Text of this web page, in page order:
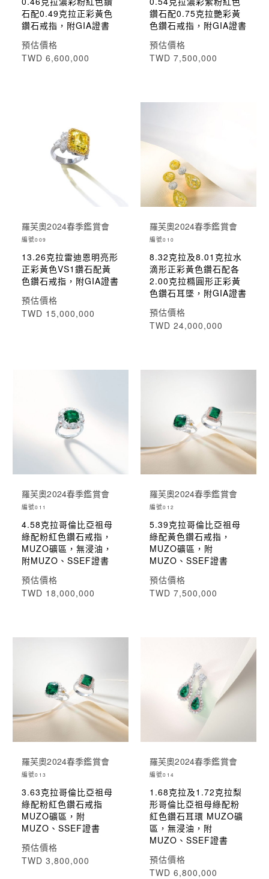
石配0.49克拉正彩黃色
鑽石戒指，附GIA證書
預估價格
TWD 6,600,000
鑽石配0.75克拉艷彩黃
色鑽石戒指，附GIA證書
預估價格
TWD 7,500,000
羅芙奧2024春季鑑賞會
編號009
13.26克拉雷迪恩明亮形
正彩黃色VS1鑽石配黃
色鑽石戒指，附GIA證書
預估價格
TWD 15,000,000
羅芙奧2024春季鑑賞會
編號010
8.32克拉及8.01克拉水
滴形正彩黃色鑽石配各
2.00克拉橢圓形正彩黃
色鑽石耳墜，附GIA證書
預估價格
TWD 24,000,000
羅芙奧2024春季鑑賞會
編號011
4.58克拉哥倫比亞祖母
綠配粉紅色鑽石戒指，
MUZO礦區，無浸油，
附MUZO、SSEF證書
預估價格
TWD 18,000,000
羅芙奧2024春季鑑賞會
編號012
5.39克拉哥倫比亞祖母
綠配黃色鑽石戒指，
MUZO礦區，附
MUZO、SSEF證書
預估價格
TWD 7,500,000
羅芙奧2024春季鑑賞會
編號013
3.63克拉哥倫比亞祖母
綠配粉紅色鑽石戒指
MUZO礦區，附
MUZO、SSEF證書
預估價格
TWD 3,800,000
羅芙奧2024春季鑑賞會
編號014
1.68克拉及1.72克拉梨
形哥倫比亞祖母綠配粉
紅色鑽石耳環 MUZO礦
區，無浸油，附
MUZO、SSEF證書
預估價格
TWD 6,800,000